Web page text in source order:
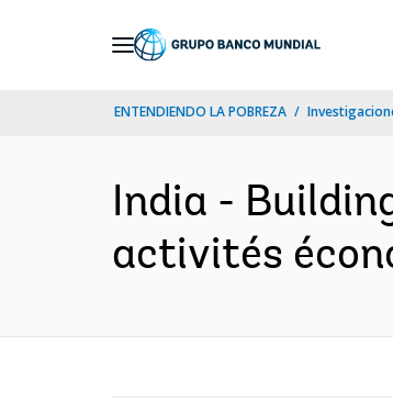
ENTENDIENDO LA POBREZA
India -
activités